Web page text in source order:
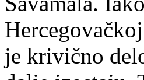
je krivično